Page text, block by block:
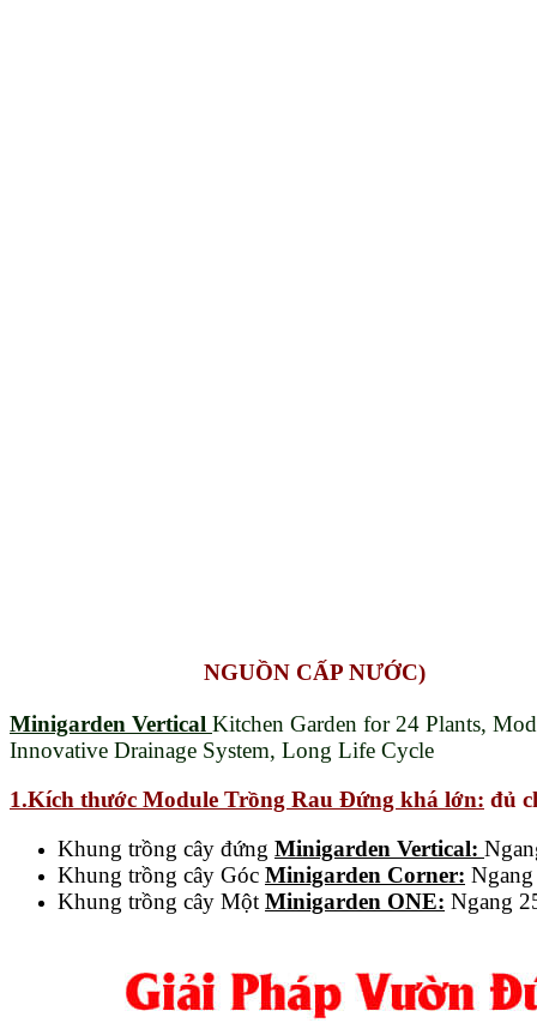
NGUỒN CẤP NƯỚC)
Minigarden Vertical Kitchen Garden for 24 Plants,
Innovative Drainage System, Long Life Cycle
1.Kích thước Module Trồng Rau Đứng khá lớn: đủ
Khung trồng cây đứng Minigarden Vertical:
Khung trồng cây Góc Minigarden Corner:
Khung trồng cây Một Minigarden ONE: Ngang